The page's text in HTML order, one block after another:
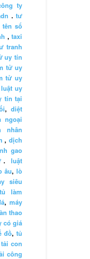
ty
.tư
tên sổ
,taxi
tranh
uy tín
tử uy
tử uy
uy
tín tại
,diệt
ngoại
nhân
,dịch
gao
. luật
âu,lò
siêu
tủ làm
,máy
thao
có giá
đồ,tủ
con
công